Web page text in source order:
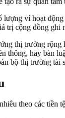
lượng ví hoạt
trị cộng đồng ghi
thị trường
thông, hay bàn
bộ thị trường tài
theo các tiền